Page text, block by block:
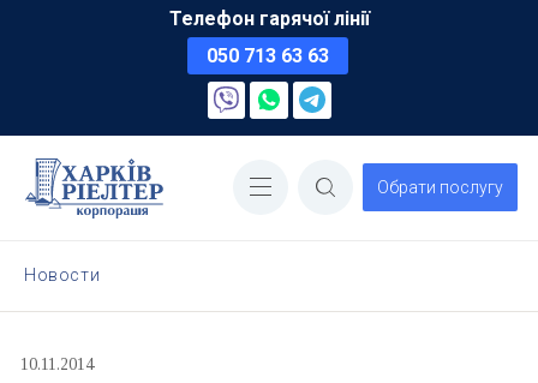
Телефон гарячої лінії
050 713 63 63
Обрати послугу
Новости
10.11.2014